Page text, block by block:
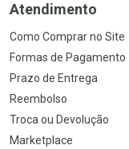
Atendimento
Como Comprar no Site
Formas de Pagamento
Prazo de Entrega
Reembolso
Troca ou Devolução
Marketplace